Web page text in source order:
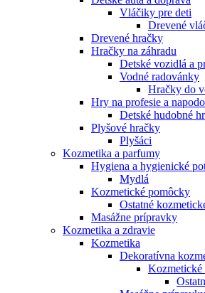
Vláčiky pre deti
Drevené
Drevené hračky
Hračky na záhradu
Detské vozidlá a
Vodné radovánky
Hračky do
Hry na profesie a
Detské hudobné
Plyšové hračky
Plyšáci
Kozmetika a parfumy
Hygiena a hygienické
Mydlá
Kozmetické pomôcky
Ostatné
Masážne prípravky
Kozmetika a zdravie
Kozmetika
Dekoratívna